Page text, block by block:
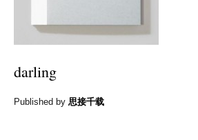
darling
Published by 思接千载